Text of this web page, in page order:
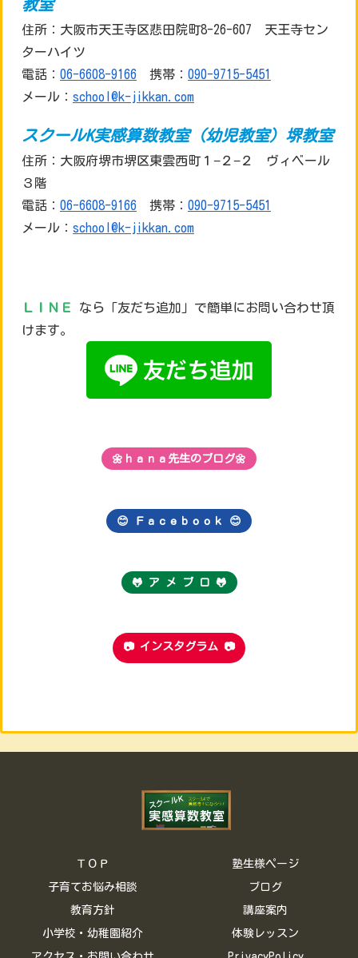
教室
住所：大阪市天王寺区悲田院町8-26-607 天王寺セン
ターハイツ
電話： 06-6608-9166 携帯： 090-9715-5451
メール： school@k-jikkan.com
スクールK実感算数教室（幼児教室）堺教室
住所：大阪府堺市堺区東雲西町１−２−２ ヴィベール
３階
電話： 06-6608-9166 携帯： 090-9715-5451
メール： school@k-jikkan.com
ＬＩＮＥ
なら「友だち追加」で簡単にお問い合わせ頂
けます。
🌼ｈａｎａ先生のブログ🌼
😊 Ｆａｃｅｂｏｏｋ 😊
🐸 ア メ ブ ロ 🐸
📷 インスタグラム 📷
ＴＯＰ 塾生様ページ
子育てお悩み相談 ブログ
教育方針 講座案内
小学校・幼稚園紹介 体験レッスン